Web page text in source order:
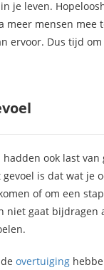
je leven.
meer mensen mee
ervoor. Dus tijd
ook last van
is dat wat je
of om een
niet gaat bijdragen
overtuiging